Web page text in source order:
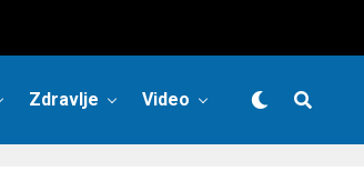
Zdravlje Video